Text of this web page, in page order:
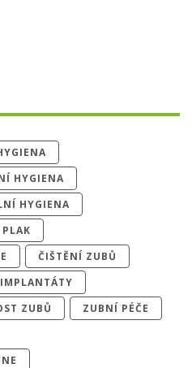
HYGIENA
HYGIENA
ČIŠTĚNÍ ZUBŮ
ZUBŮ
ZUBNÍ PÉČE